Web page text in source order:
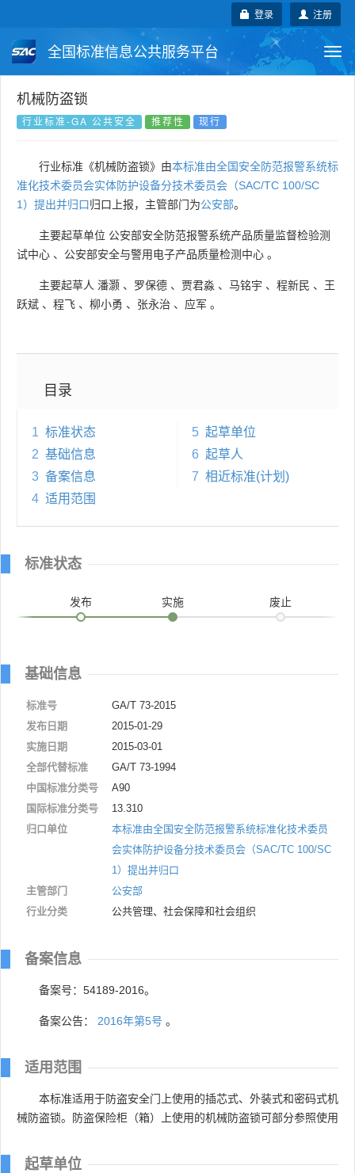
注册
登录
全国标准信息公共服务平台
国家标准
国外标准 技术委员会
机械防盗锁
行业标准-GA 公共安全 推荐性 现行
行业标准《机械防盗锁》由本标准由全国安全防范报警系统标
准化技术委员会实体防护设备分技术委员会（SAC/TC 100/SC
1）提出并归口归口上报，主管部门为公安部。
主要起草单位 公安部安全防范报警系统产品质量监督检验测
试中心 、 公安部安全与警用电子产品质量检测中心 。
主要起草人 潘灏 、 罗保德 、 贾君淼 、 马铭宇 、 程新民 、 王
跃斌 、 程飞 、 柳小勇 、 张永治 、 应军 。
目录
1 标准状态
2 基础信息
3 备案信息
4 适用范围
5 起草单位
6 起草人
7 相近标准(计划)
标准状态
发布 实施 废止
基础信息
标准号
GA/T 73-2015
发布日期
2015-01-29
实施日期
2015-03-01
全部代替标准
GA/T 73-1994
中国标准分类号
A90
国际标准分类号
13.310
归口单位
本标准由全国安全防范报警系统标准化技术委员
会实体防护设备分技术委员会（SAC/TC 100/SC
1）提出并归口
主管部门
公安部
行业分类
公共管理、社会保障和社会组织
备案信息
备案号：54189-2016。
备案公告： 2016年第5号 。
适用范围
本标准适用于防盗安全门上使用的插芯式、外装式和密码式机
械防盗锁。防盗保险柜（箱）上使用的机械防盗锁可部分参照使用
起草单位